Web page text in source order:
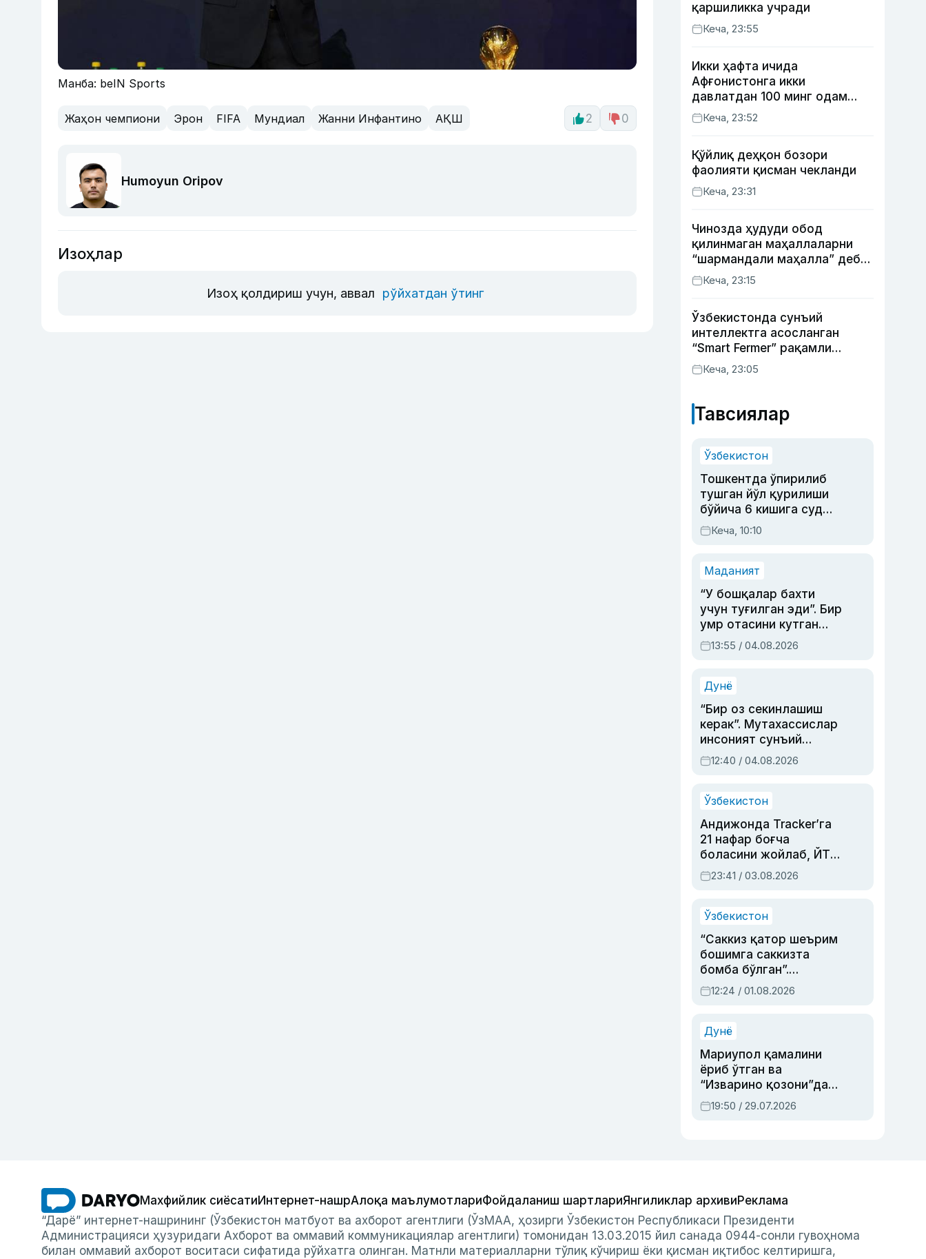
Манба: beIN Sports
Жаҳон чемпиони Эрон FIFA Мундиал Жанни Инфантино АҚШ 2 0
Humoyun Oripov
Изоҳлар
Изоҳ қолдириш учун, аввал рўйхатдан ўтинг
қаршиликка учради
Кеча, 23:55
Икки ҳафта ичида
Афғонистонга икки
давлатдан 100 минг одам
қайтиб келди
Кеча, 23:52
Қўйлиқ деҳқон бозори
фаолияти қисман чекланди
Кеча, 23:31
Чинозда ҳудуди обод
қилинмаган маҳаллаларни
“шармандали маҳалла” деб
белгилаш бошланди
Кеча, 23:15
Ўзбекистонда сунъий
интеллектга асосланган
“Smart Fermer” рақамли
платформаси ишга
туширилади
Кеча, 23:05
Тавсиялар
Ўзбекистон
Тошкентда ўпирилиб
тушган йўл қурилиши
бўйича 6 кишига суд
ҳукми ўқилди
Кеча, 10:10
Маданият
“У бошқалар бахти
учун туғилган эди”. Бир
умр отасини кутган
актриса ва дубльяж
устаси Римма
синовларга тўла ҳаёти
13:55 / 04.08.2026
Дунё
“Бир оз секинлашиш
керак”. Мутахассислар
инсоният сунъий
интеллектни бошқара
олмай қолишидан
12:40 / 04.08.2026
Ўзбекистон
Андижонда Tracker’га
21 нафар боғча
боласини жойлаб, ЙТҲ
содир этган аёлга суд
ҳукми ўқилди
23:41 / 03.08.2026
Ўзбекистон
“Саккиз қатор шеърим
бошимга саккизта
бомба бўлган”.
Абдулла Ориповни
сиёсий айбловлардан
12:24 / 01.08.2026
Дунё
Мариупол қамалини
ёриб ўтган ва
“Изварино қозони”дан
чиққан қаҳрамон —
Украина армияси бош
19:50 / 29.07.2026
Махфийлик сиёсатиИнтернет-нашрАлоқа маълумотлариФойдаланиш шартлариЯнгиликлар архивиРеклама
“Дарё” интернет-нашрининг (Ўзбекистон матбуот ва ахборот агентлиги (ЎзМАА, ҳозирги Ўзбекистон Республикаси Президенти
Администрацияси ҳузуридаги Ахборот ва оммавий коммуникациялар агентлиги) томонидан 13.03.2015 йил санада 0944-сонли гувоҳнома
билан оммавий ахборот воситаси сифатида рўйхатга олинган. Матнли материалларни тўлиқ кўчириш ёки қисман иқтибос келтиришга,